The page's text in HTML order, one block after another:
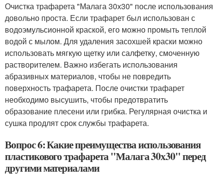
Очистка трафарета "Малага 30х30" после использования
довольно проста. Если трафарет был использован с
водоэмульсионной краской, его можно промыть теплой
водой с мылом. Для удаления засохшей краски можно
использовать мягкую щетку или салфетку, смоченную
растворителем. Важно избегать использования
абразивных материалов, чтобы не повредить
поверхность трафарета. После очистки трафарет
необходимо высушить, чтобы предотвратить
образование плесени или грибка. Регулярная очистка и
сушка продлят срок службы трафарета.
Вопрос 6: Какие преимущества использования
пластикового трафарета "Малага 30х30" перед
другими материалами